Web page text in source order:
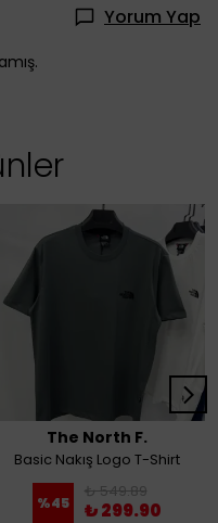
Yorum Yap
The North F.
Basic Nakış Logo T-Shirt
%45
₺ 549.89
₺ 299.90